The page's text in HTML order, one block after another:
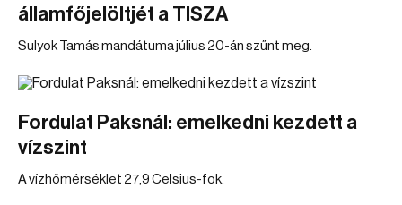
államfőjelöltjét a TISZA
Sulyok Tamás mandátuma július 20-án szűnt meg.
Fordulat Paksnál: emelkedni kezdett a
vízszint
A vízhőmérséklet 27,9 Celsius-fok.